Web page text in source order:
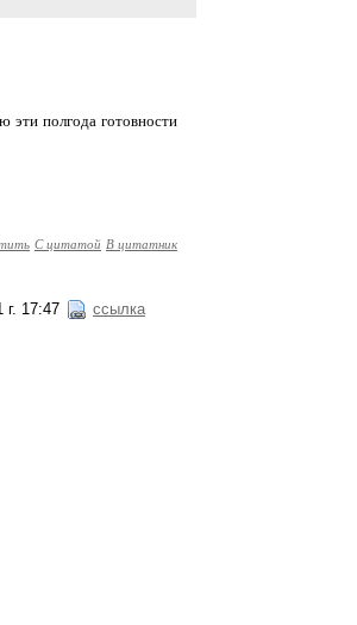
эти полгода готовности
С цитатой В цитатник
г. 17:47 ссылка